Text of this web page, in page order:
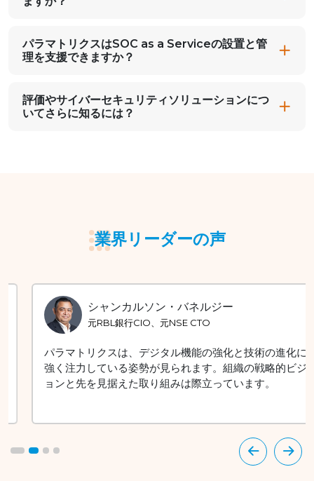
パラマトリクスはSOC as a Serviceの設置と管
理を支援できますか？
評価やサイバーセキュリティソリューションにつ
いてさらに知るには？
業界リーダーの声
シャンカルソン・バネルジー
元RBL銀行CIO、元NSE CTO
パラマトリクスは、デジタル機能の強化と技術の進化に
強く注力している姿勢が見られます。組織の戦略的ビジ
ョンと先を見据えた取り組みは際立っています。